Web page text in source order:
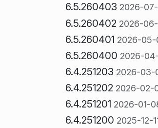
6.5.260403 2026-
6.5.260402 2026-
6.5.260401 2026-05-
6.5.260400 2026-
6.4.251203 2026-03-
6.4.251202 2026-02-
6.4.251201 2026-01-
6.4.251200 2025-12-